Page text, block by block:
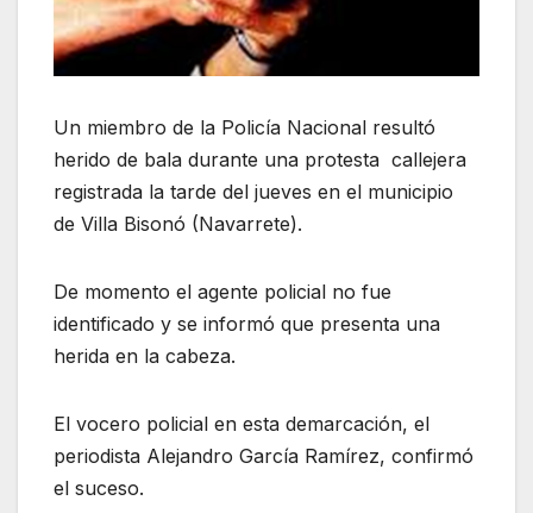
Un miembro de la Policía Nacional resultó
herido de bala durante una protesta callejera
registrada la tarde del jueves en el municipio
de Villa Bisonó (Navarrete).
De momento el agente policial no fue
identificado y se informó que presenta una
herida en la cabeza.
El vocero policial en esta demarcación, el
periodista Alejandro García Ramírez, confirmó
el suceso.